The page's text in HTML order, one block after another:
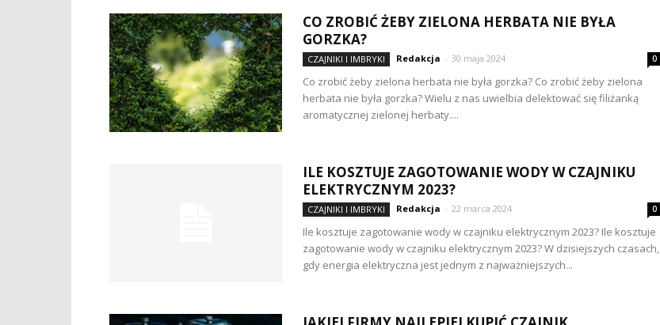
CO ZROBIĆ ŻEBY ZIELONA HERBATA NIE BYŁA
GORZKA?
CZAJNIKI I IMBRYKI Redakcja - 30 maja 2024 0
Co zrobić żeby zielona herbata nie była gorzka? Co zrobić żeby zielona
herbata nie była gorzka? Wielu z nas uwielbia delektować się filiżanką
aromatycznej zielonej herbaty....
ILE KOSZTUJE ZAGOTOWANIE WODY W CZAJNIKU
ELEKTRYCZNYM 2023?
CZAJNIKI I IMBRYKI Redakcja - 22 marca 2024 0
Ile kosztuje zagotowanie wody w czajniku elektrycznym 2023? Ile kosztuje
zagotowanie wody w czajniku elektrycznym 2023? W dzisiejszych czasach,
gdy energia elektryczna jest jednym z najważniejszych...